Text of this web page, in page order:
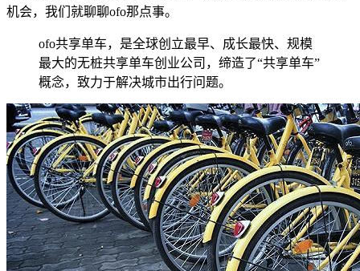
机会，我们就聊聊ofo那点事。
ofo共享单车，是全球创立最早、成长最快、规模
最大的无桩共享单车创业公司，缔造了“共享单车”
概念，致力于解决城市出行问题。